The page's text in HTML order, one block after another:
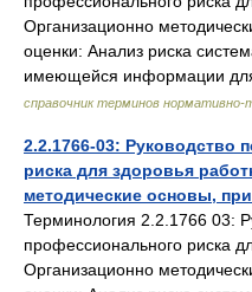
Организационно
оценки: Анализ риска
имеющейся информации
справочник терминов нормативно-
2.2.1766-03: Руководство
риска для здоровья
методические основы,
Терминология 2.2.1766 03:
профессионального риска
Организационно